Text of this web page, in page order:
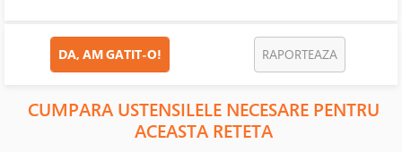
DA, AM GATIT-O! RAPORTEAZA
CUMPARA USTENSILELE NECESARE PENTRU
ACEASTA RETETA